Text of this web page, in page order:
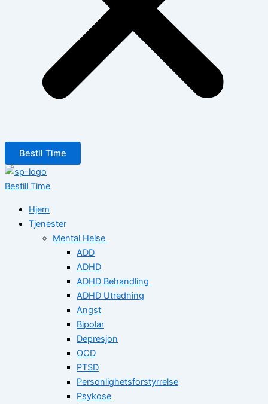
Bestil Time
Bestill Time
Hjem
Tjenester
Mental Helse
ADD
ADHD
ADHD Behandling
ADHD Utredning
Angst
Bipolar
Depresjon
OCD
PTSD
Personlighetsforstyrrelse
Psykose